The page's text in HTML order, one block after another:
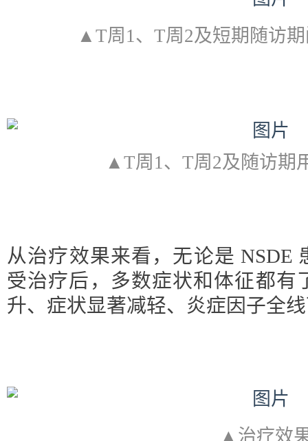
▲T周1、T周2及短期随访
▲T周1、T周2及随访期
从治疗效果来看，无论是 NSDE
受治疗后，多数症状和体征都有
升、症状显著减轻、炎症因子全
▲治疗效